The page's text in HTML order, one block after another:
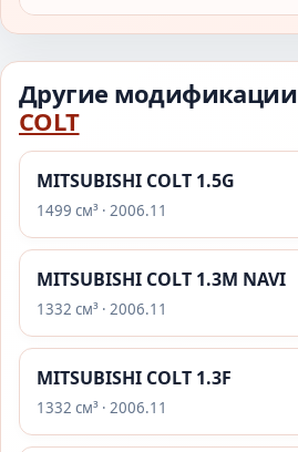
Другие модификации
COLT
MITSUBISHI COLT 1.5G
1499 см³ · 2006.11
MITSUBISHI COLT 1.3M NAVI
1332 см³ · 2006.11
MITSUBISHI COLT 1.3F
1332 см³ · 2006.11